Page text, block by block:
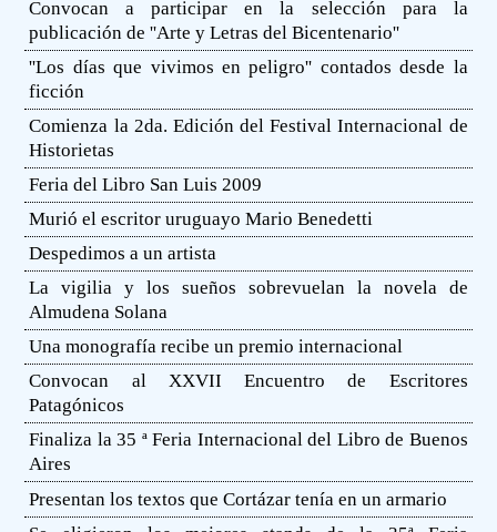
Convocan a participar en la selección para la
publicación de ''Arte y Letras del Bicentenario''
''Los días que vivimos en peligro'' contados desde la
ficción
Comienza la 2da. Edición del Festival Internacional de
Historietas
Feria del Libro San Luis 2009
Murió el escritor uruguayo Mario Benedetti
Despedimos a un artista
La vigilia y los sueños sobrevuelan la novela de
Almudena Solana
Una monografía recibe un premio internacional
Convocan al XXVII Encuentro de Escritores
Patagónicos
Finaliza la 35 ª Feria Internacional del Libro de Buenos
Aires
Presentan los textos que Cortázar tenía en un armario